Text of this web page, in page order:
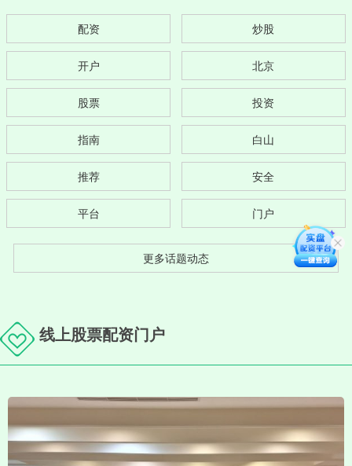
配资 炒股
开户 北京
股票 投资
指南 白山
推荐 安全
平台 门户
更多话题动态
线上股票配资门户